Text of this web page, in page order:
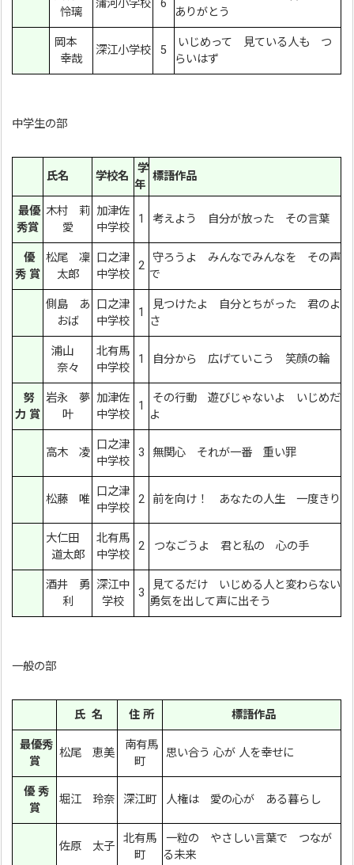
怜璃
蒲河小学校 6
ありがとう
岡本
幸哉
深江小学校 5
いじめって 見ている人も つ
らいはず
中学生の部
氏名 学校名
学
年
標語作品
最優
秀賞
木村 莉
愛
加津佐
中学校
1 考えよう 自分が放った その言葉
優
秀 賞
松尾 凜
太郎
口之津
中学校
2
守ろうよ みんなでみんなを その声
で
側島 あ
おば
口之津
中学校
1
見つけたよ 自分とちがった 君のよ
さ
浦山
奈々
北有馬
中学校
1 自分から 広げていこう 笑顔の輪
努
力 賞
岩永 夢
叶
加津佐
中学校
1
その行動 遊びじゃないよ いじめだ
よ
高木 凌
口之津
中学校
3 無関心 それが一番 重い罪
松藤 唯
口之津
中学校
2 前を向け！ あなたの人生 一度きり
大仁田
道太郎
北有馬
中学校
2 つなごうよ 君と私の 心の手
酒井 勇
利
深江中
学校
3
見てるだけ いじめる人と変わらない
勇気を出して声に出そう
一般の部
氏 名 住 所 標語作品
最優秀
賞
松尾 恵美
南有馬
町
思い合う 心が 人を幸せに
優 秀
賞
堀江 玲奈 深江町 人権は 愛の心が ある暮らし
佐原 太子
北有馬
町
一粒の やさしい言葉で つなが
る未来